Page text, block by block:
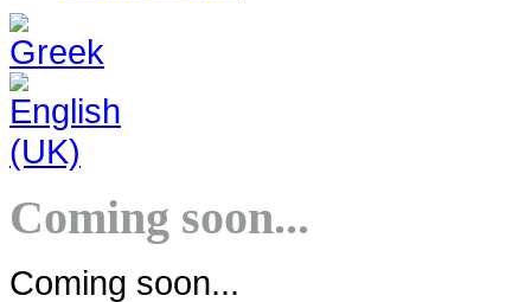
Coming soon...
Coming soon...